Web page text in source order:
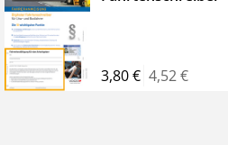
3,80 € 4,52 €